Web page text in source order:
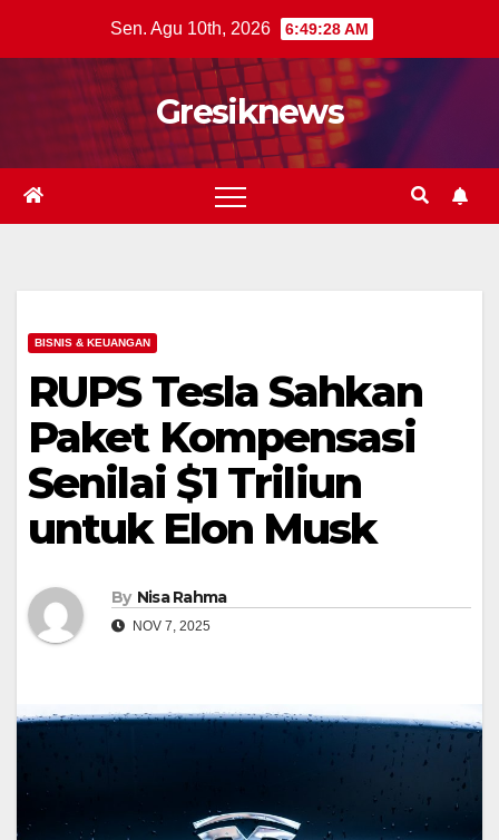
Sen. Agu 10th, 2026 6:49:29 AM
Gresiknews
BISNIS & KEUANGAN
RUPS Tesla Sahkan
Paket Kompensasi
Senilai $1 Triliun
untuk Elon Musk
By Nisa Rahma
NOV 7, 2025